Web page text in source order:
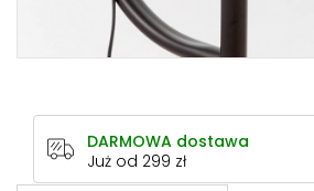
DARMOWA dostawa
Już od 299 zł